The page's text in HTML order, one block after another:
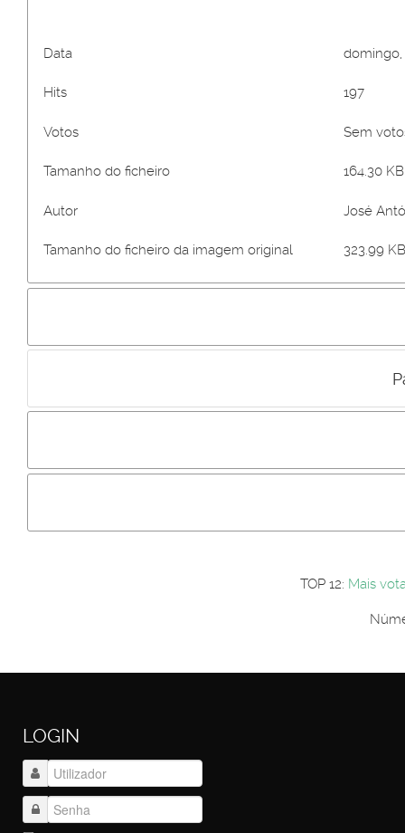
Data domingo,
Hits 197
Votos Sem
Tamanho do ficheiro 164.30
Autor José
Tamanho do ficheiro da imagem original 323.99
Incluir imagem :
Os
Primeiro autentique-se...
TOP 12: Mais
LOGIN